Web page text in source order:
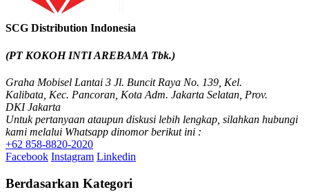
SCG Distribution Indonesia
(PT KOKOH INTI AREBAMA Tbk.)
Graha Mobisel Lantai 3 Jl. Buncit Raya No. 139, Kel.
Kalibata, Kec. Pancoran, Kota Adm. Jakarta Selatan, Prov.
DKI Jakarta
Untuk pertanyaan ataupun diskusi lebih lengkap, silahkan hubungi
kami melalui Whatsapp dinomor berikut ini :
+62 858-8820-2020
Facebook Instagram Linkedin
Berdasarkan Kategori